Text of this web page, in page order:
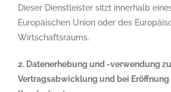
Dieser Dienstleister sitzt innerhalb
Europäischen Union oder des
Wirtschaftsraums.
2. Datenerhebung und -verwendung
Vertragsabwicklung und bei Eröffnung